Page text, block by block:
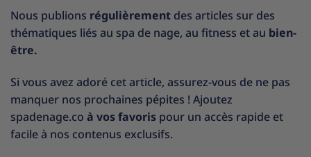
Nous publions régulièrement des articles sur des
thématiques liés au spa de nage, au fitness et au bien-
être.
Si vous avez adoré cet article, assurez-vous de ne pas
manquer nos prochaines pépites ! Ajoutez
spadenage.co à vos favoris pour un accès rapide et
facile à nos contenus exclusifs.